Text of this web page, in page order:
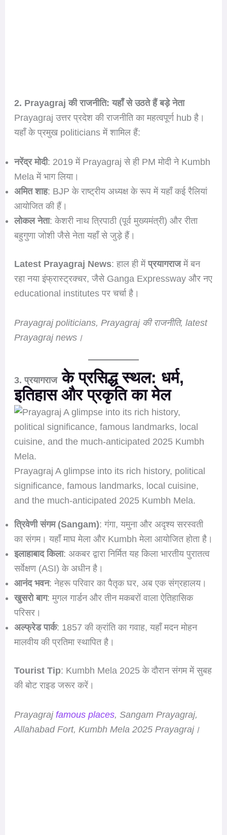
2. Prayagraj की राजनीति: यहाँ से उठते हैं बड़े नेता
Prayagraj उत्तर प्रदेश की राजनीति का महत्वपूर्ण hub है।
यहाँ के प्रमुख politicians में शामिल हैं:
नरेंद्र मोदी: 2019 में Prayagraj से ही PM मोदी ने Kumbh
Mela में भाग लिया।
अमित शाह: BJP के राष्ट्रीय अध्यक्ष के रूप में यहाँ कई रैलियां
आयोजित की हैं।
लोकल नेता: केशरी नाथ त्रिपाठी (पूर्व मुख्यमंत्री) और रीता
बहुगुणा जोशी जैसे नेता यहाँ से जुड़े हैं।
Latest Prayagraj News: हाल ही मेंप्रयागराजमें बन
रहा नया इंफ्रास्ट्रक्चर, जैसे Ganga Expressway और नए
educational institutes पर चर्चा है।
Prayagraj politicians, Prayagraj की राजनीति, latest
Prayagraj news।
3. प्रयागराजके प्रसिद्ध स्थल: धर्म,
इतिहास और प्रकृति का मेल
Prayagraj A glimpse into its rich history, political
significance, famous landmarks, local cuisine,
and the much-anticipated 2025 Kumbh Mela.
त्रिवेणी संगम (Sangam): गंगा, यमुना और अदृश्य सरस्वती
का संगम। यहाँ माघ मेला और Kumbh मेला आयोजित होता है।
इलाहाबाद किला: अकबर द्वारा निर्मित यह किला भारतीय पुरातत्व
सर्वेक्षण (ASI) के अधीन है।
आनंद भवन: नेहरू परिवार का पैतृक घर, अब एक संग्रहालय।
खुसरो बाग: मुगल गार्डन और तीन मकबरों वाला ऐतिहासिक
परिसर।
अल्फ्रेड पार्क: 1857 की क्रांति का गवाह, यहाँ मदन मोहन
मालवीय की प्रतिमा स्थापित है।
Tourist Tip: Kumbh Mela 2025 के दौरान संगम में सुबह
की बोट राइड जरूर करें।
Prayagraj famous places, Sangam Prayagraj,
Allahabad Fort, Kumbh Mela 2025 Prayagraj।